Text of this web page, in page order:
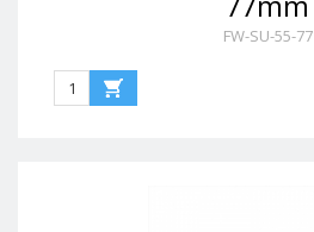
FW-SU-55-77